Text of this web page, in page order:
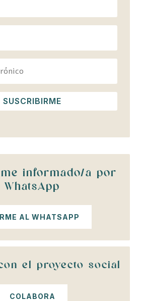
SUSCRIBIRME
informado/a por
WhatsApp
AL WHATSAPP
el proyecto social
COLABORA